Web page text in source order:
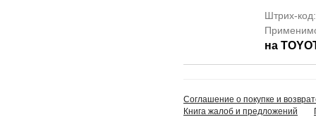
Штрих-
на
Соглашение о покупке и
Книга жалоб и предложений